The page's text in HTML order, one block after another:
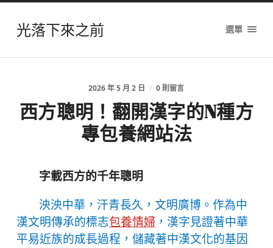
光落下來之前 選單
2026 年 5 月 2 日 / 0 則留言
西方聰明！翻開漢字的N種方
專包養網站法
字載西方的千年聰明
泱泱中華，汗青長久，文明廣博。作為中
漢文明傳承的標志包養情婦 ，漢字見證著中華
平易近族的成長過程，儲藏著中漢文化的基因